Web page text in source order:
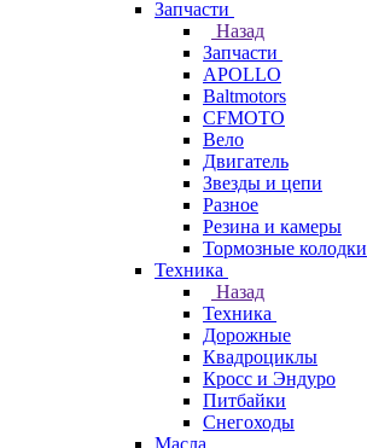
Запчасти
Назад
Запчасти
APOLLO
Baltmotors
CFMOTO
Вело
Двигатель
Звезды и цепи
Разное
Резина и камеры
Тормозные колодки
Техника
Назад
Техника
Дорожные
Квадроциклы
Кросс и Эндуро
Питбайки
Снегоходы
Масла